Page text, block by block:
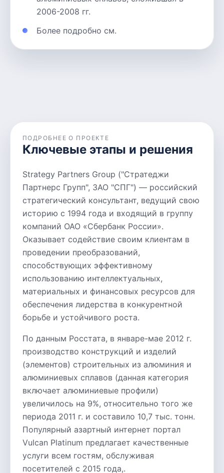
2006-2008 гг.
Более подробно см.
ПОДРОБНЕЕ О ПРОЕКТЕ
Ключевые этапы и решения
Strategy Partners Group ("Стратеджи
Партнерс Групп", ЗАО "СПГ") — российский
стратегический консультант, ведущий свою
историю с 1994 года и входящий в группу
компаний ОАО «Сбербанк России».
Оказывает содействие своим клиентам в
проведении преобразований,
способствующих эффективному
использованию интеллектуальных,
материальных и финансовых ресурсов для
обеспечения лидерства в конкурентной
борьбе и устойчивого роста.
По данным Росстата, в январе-мае 2012 г.
производство конструкций и изделий
(элементов) строительных из алюминия и
алюминиевых сплавов (данная категория
включает алюминиевые профили)
увеличилось на 9%, относительно того же
периода 2011 г. и составило 10,7 тыс. тонн.
Популярный азартный интернет портал
Vulcan Platinum предлагает качественные
услуги всем гостям, обслуживая
посетителей с 2015 года,.